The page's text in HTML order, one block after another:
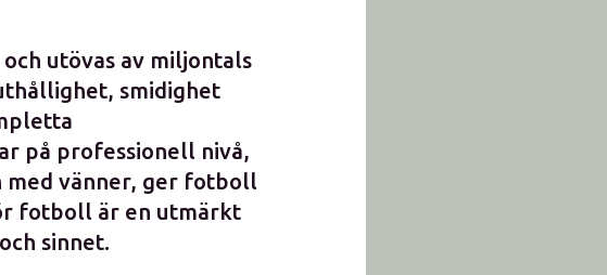
utövas av miljontals
smidighet
på professionell nivå,
med vänner, ger fotboll
fotboll är en utmärkt
sinnet.